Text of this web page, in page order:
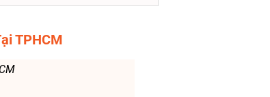
TPHCM